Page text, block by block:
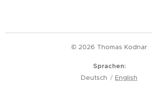
© 2026 Thomas Kodnar
Sprachen
Deutsch
English